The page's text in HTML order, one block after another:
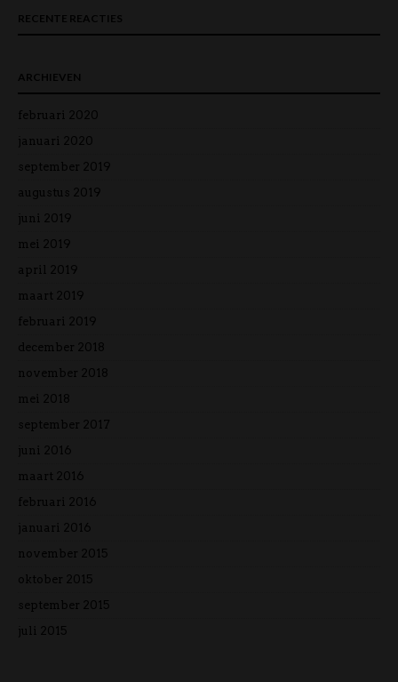
RECENTE REACTIES
ARCHIEVEN
februari 2020
januari 2020
september 2019
augustus 2019
juni 2019
mei 2019
april 2019
maart 2019
februari 2019
december 2018
november 2018
mei 2018
september 2017
juni 2016
maart 2016
februari 2016
januari 2016
november 2015
oktober 2015
september 2015
juli 2015